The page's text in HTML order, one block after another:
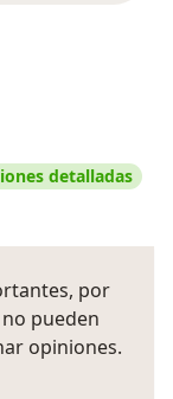
detalladas
por
pueden
opiniones.